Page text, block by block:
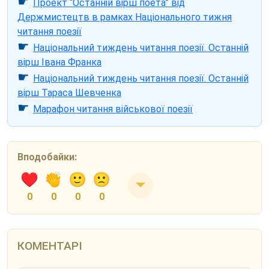
Проект “Останній вірш поета” від
Держмистецтв в рамках Національного тижня
читання поезії
☛ Національний тиждень читання поезії. Останній
вірш Івана Франка
☛ Національний тиждень читання поезії. Останній
вірш Тараса Шевченка
☛ Марафон читання військової поезії
Вподобайки:
0 0 0 0
КОМЕНТАРІ